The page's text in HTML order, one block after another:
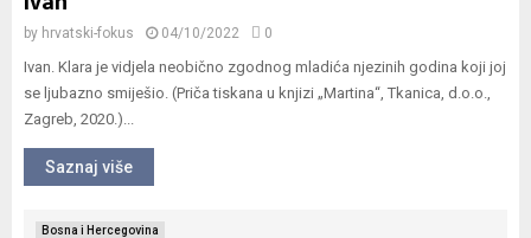
by hrvatski-fokus 04/10/2022 0
Ivan. Klara je vidjela neobično zgodnog mladića njezinih godina koji joj
se ljubazno smiješio. (Priča tiskana u knjizi „Martina“, Tkanica, d.o.o.,
Zagreb, 2020.)...
Saznaj više
Bosna i Hercegovina